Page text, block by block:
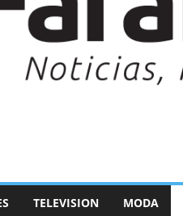
TELEVISION MODA